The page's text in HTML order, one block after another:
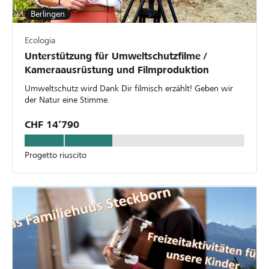
Berlingen
Ecologia
Unterstützung für Umweltschutzfilme /
Kameraausrüstung und Filmproduktion
Umweltschutz wird Dank Dir filmisch erzählt! Geben wir
der Natur eine Stimme.
CHF 14’790
Progetto riuscito